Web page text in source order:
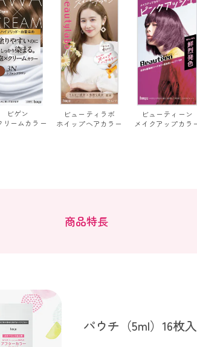
ビゲン
リーム カラー
ビューティラボ
ホイップヘアカラー
ビューティーン
メイクアップカラ
商品特長
パウチ（5ml）16枚